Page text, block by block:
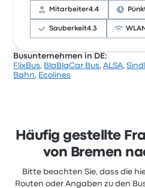
sich aber oft über WLAN.
diese Reise beginnen bei 10 €
Mitarbeiter4.4
Sauberkeit4.3
Basierend auf 12487
diese Reise beginnen bei 7 €
BlaBlaBus Bremen
Kundenrezensionen
Sauberer und gut
fröhlicher Fahrer. Sehr
Busunternehmen in DE:
FlixBus, BlaBlaCar Bus,ALSA,
Bahn, Ecolines
Häufig gestellte
von Bremen
Bitte beachten Sie, dass die
Routen oder Angaben zu den